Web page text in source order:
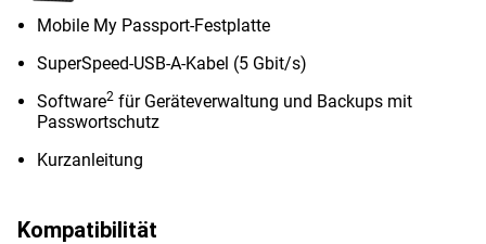
Mobile My Passport-Festplatte
SuperSpeed-USB-A-Kabel (5 Gbit/s)
Software2 für Geräteverwaltung und Backups mit
Passwortschutz
Kurzanleitung
Kompatibilität